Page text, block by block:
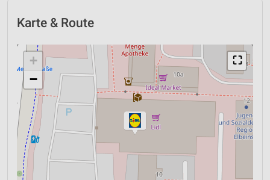
Karte & Route
⛶
+
−